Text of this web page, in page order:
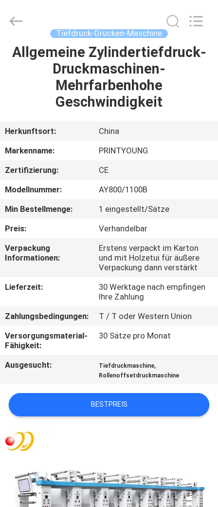
HAUS
PRODUKTE
ÜBER
FABRIK-
AUSFLUG
QUALITÄTSKONTROLLE
SIE
UNS
IN
VERBINDUNG
SIE EIN
ZITAT
SITEMAP
PRIVACY
POLICY
Industry
Co.,Ltd.
Reserved.
Tiefdruck-Drucken-Maschine
Allgemeine Zylindertiefdruck-
Druckmaschinen-
Mehrfarbenhohe
Geschwindigkeit
Herkunftsort:
China
Markenname:
PRINTYOUNG
Zertifizierung:
CE
Modellnummer:
AY800/1100B
Min Bestellmenge:
1 eingestellt/Sätze
Preis:
Verhandelbar
Verpackung
Informationen:
Erstens verpackt im Karton
und mit Holzetui für äußere
Verpackung dann verstärkt
Lieferzeit:
30 Werktage nach empfingen
Ihre Zahlung
Zahlungsbedingungen:
T / T oder Western Union
Versorgungsmaterial-
Fähigkeit:
30 Sätze pro Monat
Ausgesucht: Tiefdruckmaschine,
Rollenoffsetdruckmaschine
BESTPREIS